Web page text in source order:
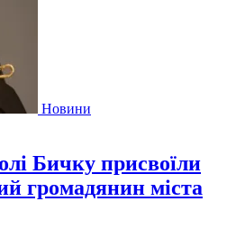
Новини
Бичку присвоїли
громадянин міста